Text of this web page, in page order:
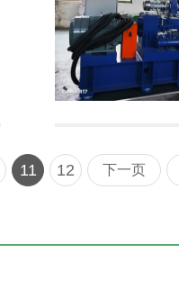
11 12 下一页